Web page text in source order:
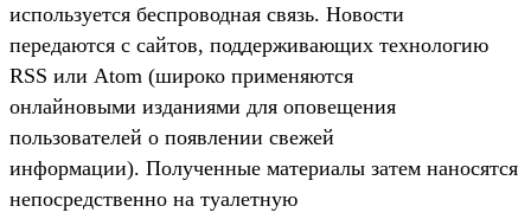
используется беспроводная связь. Новости
передаются с сайтов, поддерживающих технологию
RSS или Atom (широко применяются
онлайновыми изданиями для оповещения
пользователей о появлении свежей
информации). Полученные материалы затем наносятся
непосредственно на туалетную